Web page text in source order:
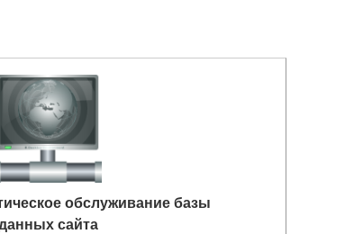
обслуживание базы
сайта